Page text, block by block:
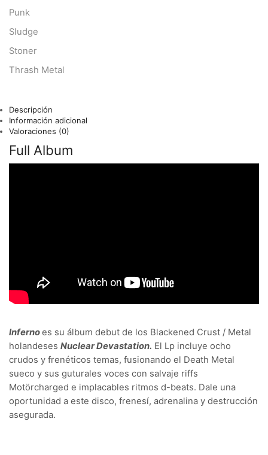
Punk
Sludge
Stoner
Thrash Metal
Descripción
Información adicional
Valoraciones (0)
Full Album
Infernoes su álbum debut de los Blackened Crust / Metal
holandeses Nuclear Devastation. El Lp incluye ocho
crudos y frenéticos temas, fusionando el Death Metal
sueco y sus guturales voces con salvaje riffs
Motörcharged e implacables ritmos d-beats. Dale una
oportunidad a este disco, frenesí, adrenalina y destrucción
asegurada.